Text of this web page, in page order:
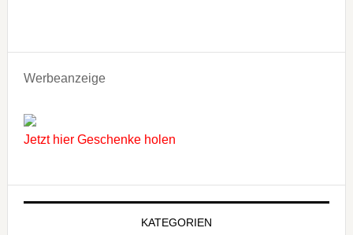
Werbeanzeige
Jetzt hier Geschenke holen
KATEGORIEN